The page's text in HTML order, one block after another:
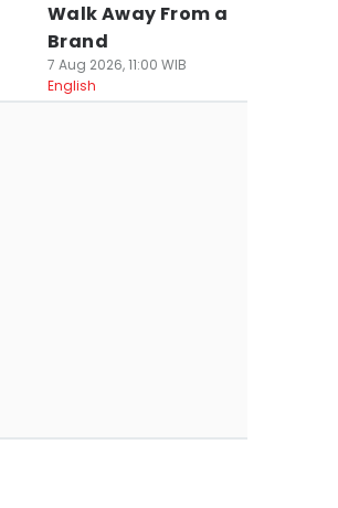
Walk Away From a
Brand
7 Aug 2026, 11:00 WIB
English